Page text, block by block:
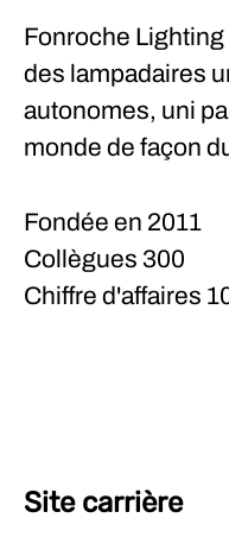
Fonroche
des lampadaires
autonomes, uni
monde de façon
Fondée en 2011
Collègues 300
Chiffre d'affaires
Site carrière